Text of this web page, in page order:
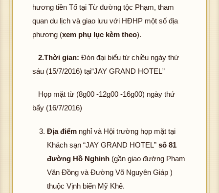
hương tiền Tổ tại Từ đường tộc Phạm, tham
quan du lịch và giao lưu với HĐHP một số địa
phương (xem phụ lục kèm theo).
2.Thời gian: Đón đại biểu từ chiều ngày thứ
sáu (15/7/2016) tại“JAY GRAND HOTEL”
Họp mặt từ (8g00 -12g00 -16g00) ngày thứ
bẩy (16/7/2016)
Địa điểm nghỉ và Hội trường họp mặt tại
Khách sạn “JAY GRAND HOTEL”số 81
đường Hồ Nghinh (gần giao đường Phạm
Văn Đồng và Đường Võ Nguyên Giáp )
thuộc Vịnh biển Mỹ Khê.